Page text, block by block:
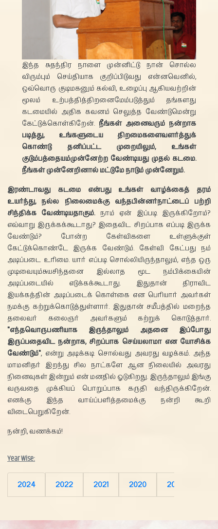
இந்த சுதந்திர நாளை முன்னிட்டு நான் சொல்ல
விரும்பும் செய்தியாக குறிப்பிடுவது என்னவெனில்,
ஒவ்வொரு குடிமகனும் கல்வி, உழைப்பு ஆகியவற்றின்
மூலம் உற்பத்தித்திறனைமேம்படுத்தும் தங்களது
கடமையில் அதிக கவனம் செலுத்த வேண்டுமென்று
கேட்டுக்கொள்கிறேன். நீங்கள் அனைவரும் நன்றாக
படித்து, உங்களுடைய திறமைகளைவளர்த்துக்
கொண்டு தனிப்பட்ட முறையிலும், உங்கள்
குடும்பத்தையம்முன்னேற்ற வேண்டியது முதல் கடமை.
நீங்கள் முன்னேறினால் மட்டுமே நாடும் முன்னேறும்.
இரண்டாவது கடமை என்பது உங்கள் வாழ்க்கைத் தரம்
உயர்ந்து, நல்ல நிலைமைக்கு வந்தபின்னர்நாட்டைப் பற்றி
சிந்திக்க வேண்டியதாகும்.நாம் ஏன் இப்படி இருக்கிறோம்?
எவ்வாறு இருக்கக்கூடாது? இதைவிட சிறப்பாக எப்படி இருக்க
வேண்டும்? போன்ற கேள்விகளை உள்ளுக்குள்
கேட்டுக்கொண்டே இருக்க வேண்டும். கேள்வி கேட்பது நம்
அடிப்படை உரிமை. யார் எப்படி சொல்லியிருந்தாலும், எந்த ஒரு
முடிவையும்சுயசிந்தனை இல்லாத மூட நம்பிக்கையின்
அடிப்படையில் எடுக்கக்கூடாது. இதுதான் திராவிட
இயக்கத்தின் அடிப்படைக் கொள்கை என பெரியார் அவர்கள்
நமக்கு கற்றுக்கொடுத்துள்ளார். இதுதான் சமீபத்தில் மறைந்த
தலைவர் கலைஞர் அவர்களும் கற்றுக் கொடுத்தார்.
"எந்தவொருபணியாக இருந்தாலும் அதனை இப்போது
இருப்பதைவிட நன்றாக, சிறப்பாக செய்யலாமா என யோசிக்க
வேண்டும்", என்று அடிக்கடி சொல்வது அவரது வழக்கம். அந்த
மாமனிதர் இறந்து சில நாட்களே ஆன நிலையில் அவரது
நினைவுகள் இன்றும் என் மனதில் ஓடுகிறது. இருந்தாலும் இங்கு
வருவதை முக்கியப் பொறுப்பாக கருதி வந்திருக்கிறேன்.
எனக்கு இந்த வாய்ப்பளித்தமைக்கு நன்றி கூறி
விடைபெறுகிறேன்.
நன்றி, வணக்கம்!
Year Wise:
2024 2022 2021 2020 2019